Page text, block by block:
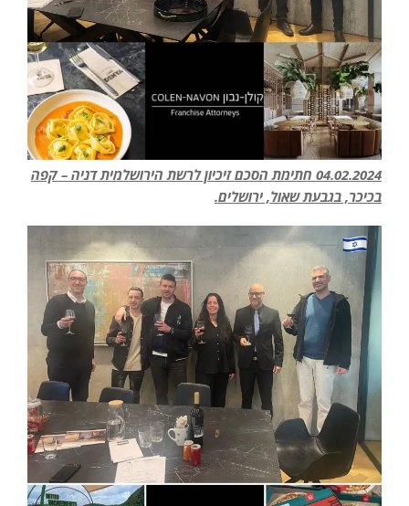
04.02.2024 חתימת הסכם זיכיון לרשת הירושלמית דניה – קפה
בכיכר, בגבעת שאול, ירושלים.